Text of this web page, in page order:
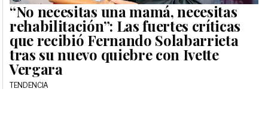
“No necesitas una mamá, necesitas
rehabilitación”: Las fuertes críticas
que recibió Fernando Solabarrieta
tras su nuevo quiebre con Ivette
Vergara
TENDENCIA